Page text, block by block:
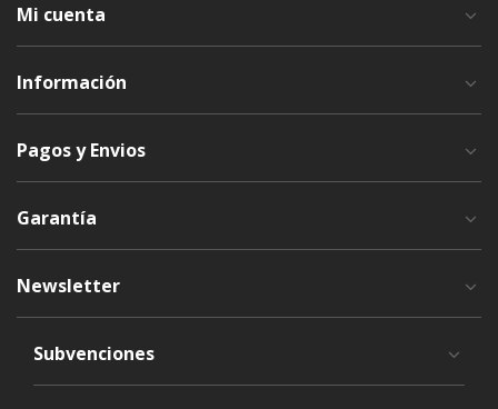
Mi cuenta
Información
Pagos y Envios
Garantía
Newsletter
Subvenciones